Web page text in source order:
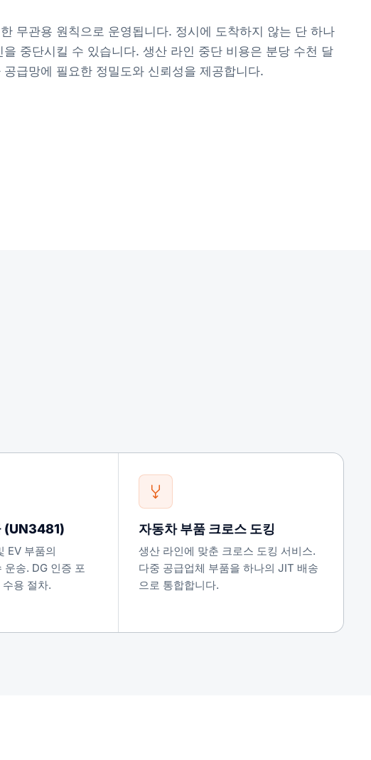
무관용 원칙으로 운영됩니다. 정시에 도착하지 않는 단 하나
중단시킬 수 있습니다. 생산 라인 중단 비용은 분당 수천 달
급망에 필요한 정밀도와 신뢰성을 제공합니다.
(UN3481)
EV 부품의
운송. DG 인증 포
용 절차.
자동차 부품 크로스 도킹
생산 라인에 맞춘 크로스 도킹 서비스.
다중 공급업체 부품을 하나의 JIT 배송
으로 통합합니다.